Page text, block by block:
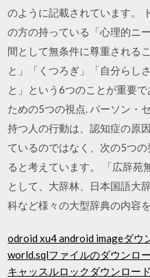
のように記載されています。
の方の持っている「心理的ニ
間として無条件に尊重される
と」「くつろぎ」「自分らし
と」という6つのことが重要
ための5つの視点. パーソン・
持つ人の行動は、認知症の原
ているのではなく、次の5つ
ると考えています。 「広辞苑
として、大辞林、日本国語大
科など様々の大型辞典の内容
odroid xu4 android imageダウ
world.sqlファイルのダウンロ
キャッスルロックダウンロー